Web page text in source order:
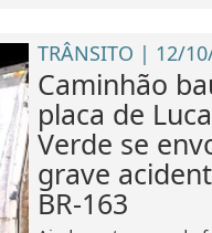
TRÂNSITO | 12/
Caminhão
placa de
Verde se
grave
BR-163